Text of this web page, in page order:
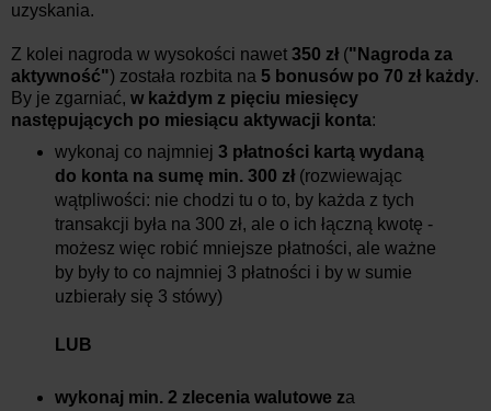
uzyskania.
Z kolei nagroda w wysokości nawet 350 zł ("Nagroda za
aktywność") została rozbita na 5 bonusów po 70 zł każdy.
By je zgarniać, w każdym z pięciu miesięcy
następujących po miesiącu aktywacji konta:
wykonaj co najmniej 3 płatności kartą wydaną
do konta na sumę min. 300 zł(rozwiewając
wątpliwości: nie chodzi tu o to, by każda z tych
transakcji była na 300 zł, ale o ich łączną kwotę -
możesz więc robić mniejsze płatności, ale ważne
by były to co najmniej 3 płatności i by w sumie
uzbierały się 3 stówy)
LUB
wykonaj min. 2 zlecenia walutowe za